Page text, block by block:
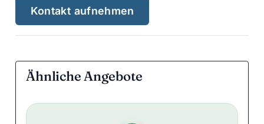
Kontakt aufnehmen
Ähnliche Angebote